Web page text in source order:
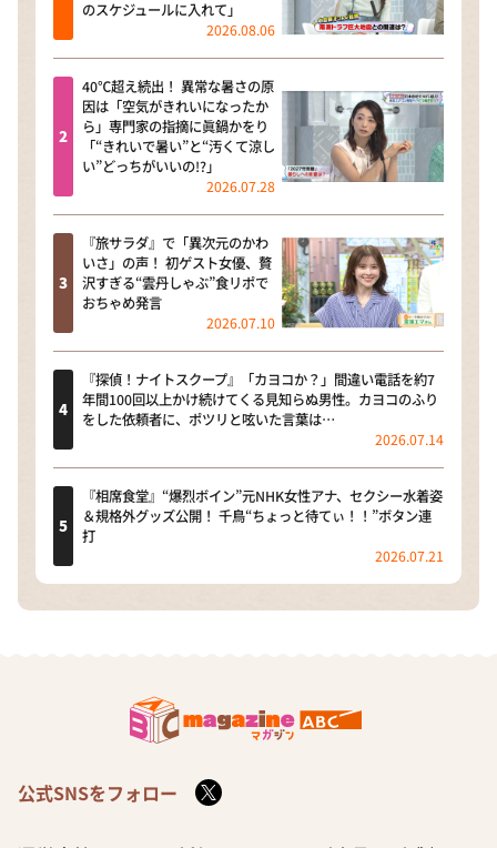
ＬＩＦＥ～夢のカタチ～
新婚さんいらっしゃい！
ポツンと一軒家
ザキ山小屋本館
ぺこぱのまるスポ
のスケジュールに入れて」
2026.08.06
40℃超え続出！ 異常な暑さの原
因は「空気がきれいになったか
ら」専門家の指摘に眞鍋かをり
「“きれいで暑い”と“汚くて涼し
い”どっちがいいの!?」
2026.07.28
『旅サラダ』で「異次元のかわ
いさ」の声！ 初ゲスト女優、贅
沢すぎる“雲丹しゃぶ”食リポで
おちゃめ発言
2026.07.10
『探偵！ナイトスクープ』「カヨコか？」間違い電話を約7
年間100回以上かけ続けてくる見知らぬ男性。カヨコのふり
をした依頼者に、ポツリと呟いた言葉は…
2026.07.14
『相席食堂』“爆烈ボイン”元NHK女性アナ、セクシー水着姿
＆規格外グッズ公開！ 千鳥“ちょっと待てぃ！！”ボタン連
打
2026.07.21
公式SNSをフォロー